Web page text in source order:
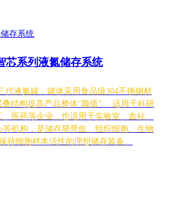
芯系列液氮储存系统
代液氮罐，罐体采用食品级304不锈钢材
结构提高产品整体“颜值”。 适用于科研
医药等企业，也适用于实验室、血站、
等机构，是储存脐带血、组织细胞、生物
持细胞样本活性的理想储存装备。